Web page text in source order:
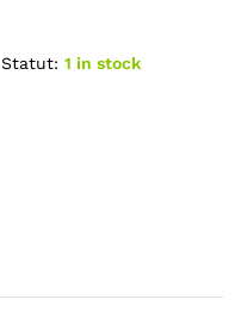
Statut: 1 in stock